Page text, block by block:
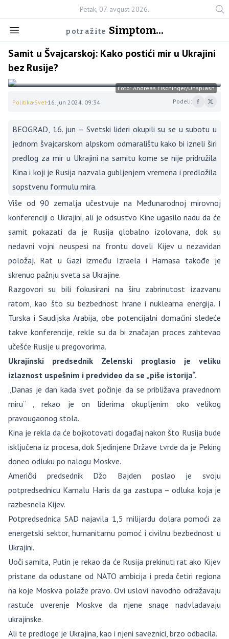
Petak, 07. avgust 2026.
potražite Simptom...
Samit u Švajcarskoj: Kako postići mir u Ukrajini
bez Rusije?
Foto: Andreas Fischinger/Unsplash
Politika Svet 16. jun 2024. 09:34 Podeli:
BEOGRAD, 16. jun – Svetski lideri okupili su se u subotu u
jednom švajcarskom alpskom odmaralištu kako bi izneli širi
predlog za mir u Ukrajini na samitu kome se nije pridružila
Kina i koji je Rusija nazvala gubljenjem vremena i predložila
sopstvenu formulu mira.
Više od 90 zemalja učestvuje na Međunarodnoj mirovnoj
konferenciji o Ukrajini, ali je odsustvo Kine ugasilo nadu da će
samit pokazati da je Rusija globalno izolovana, dok su
nedavni vojni neuspesi na frontu doveli Kijev u nezavidan
položaj. Rat u Gazi između Izraela i Hamasa takođe je
skrenuo pažnju sveta sa Ukrajine.
Razgovori su bili fokusirani na širu zabrinutost izazvanu
ratom, kao što su bezbednost hrane i nuklearna energija. I
Turska i Saudijska Arabija, obe potencijalni domaćini sledeće
takve konferencije, rekle su da bi značajan proces zahtevao
učešće Rusije u pregovorima.
Ukrajinski predsednik Zelenski proglasio je veliku
izlaznost uspešnim i predvideo da se „piše istorija“.
„Danas je dan kada svet počinje da se približava pravednom
miru“ , rekao je on liderima okupljenim oko velikog
pravougaonog stola.
Kina je rekla da će bojkotovati događaj nakon što Rusija bude
isključena iz procesa, dok Sjedinjene Države tvrde da je Peking
doneo odluku po nalogu Moskve.
Američki predsednik Džo Bajden poslao je svoju
potpredsednicu Kamalu Haris da ga zastupa – odluka koja je
razbesnela Kijev.
Potpredsednica SAD najavila 1,5 milijardu dolara pomoći za
energetski sektor, humanitarnu pomoć i civilnu bezbednost u
Ukrajini.
Uoči samita, Putin je rekao da će Rusija prekinuti rat ako Kijev
pristane da odustane od NATO ambicija i preda četiri regiona
na koje Moskva polaže pravo. Ovi uslovi navodno odražavaju
rastuće uverenje Moskve da njene snage nadvladavaju
ukrajinske.
Ali te predloge je Ukrajina, kao i njeni saveznici, brzo odbacila.